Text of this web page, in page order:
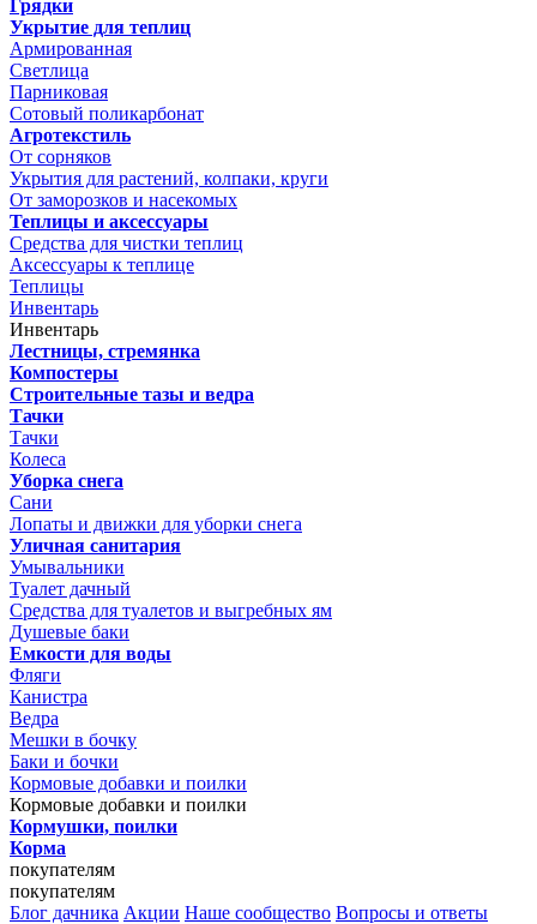
Грядки
Укрытие для теплиц
Армированная
Светлица
Парниковая
Сотовый поликарбонат
Агротекстиль
От сорняков
Укрытия для растений, колпаки, круги
От заморозков и насекомых
Теплицы и аксессуары
Средства для чистки теплиц
Аксессуары к теплице
Теплицы
Инвентарь
Инвентарь
Лестницы, стремянка
Компостеры
Строительные тазы и ведра
Тачки
Тачки
Колеса
Уборка снега
Сани
Лопаты и движки для уборки снега
Уличная санитария
Умывальники
Туалет дачный
Средства для туалетов и выгребных ям
Душевые баки
Емкости для воды
Фляги
Канистра
Ведра
Мешки в бочку
Баки и бочки
Кормовые добавки и поилки
Кормовые добавки и поилки
Кормушки, поилки
Корма
покупателям
покупателям
Блог дачника Акции Наше сообщество Вопросы и ответы